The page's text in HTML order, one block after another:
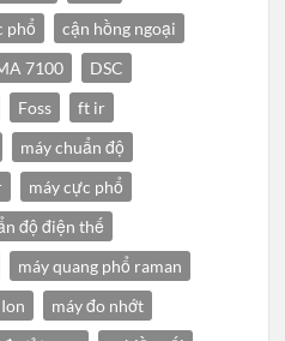
phổ
cận hồng ngoại
7100
DSC
Foss
ft ir
máy chuẩn độ
máy cực phổ
độ điện thế
máy quang phổ raman
máy đo nhớt